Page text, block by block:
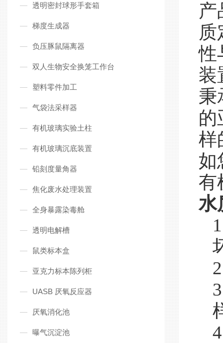
透明密封球形手套箱
梯度生成器
负压豚鼠隔离器
双人生物安全换笼工作台
塑料零件加工
气袋法采样器
有机玻璃实验土柱
有机玻璃沉底装置
铅刻度量角器
焦化废水处理装置
全身暴露染毒舱
透明电解槽
鼠类标本盒
亚克力标本陈列柜
UASB 厌氧反应器
厌氧消化池
曝气沉淀池
产
性
装
秉
的
样
如
有
水